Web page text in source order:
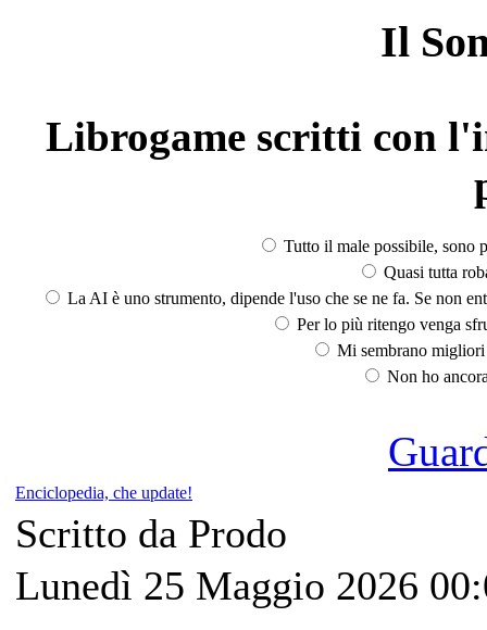
Il
Librogame scritti con
Tutto il male possibile, sono
Quasi tutta
La AI è uno strumento, dipende l'uso che se ne fa. Se non
Per lo più ritengo venga
Mi sembrano
Non ho
Enciclopedia, che update!
Scritto da Prodo
Lunedì 25 Maggio 2026